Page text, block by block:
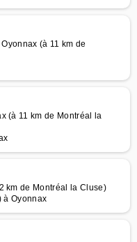
(à 11 km de
(à 11 km de Montréal la
km de Montréal la Cluse)
à Oyonnax